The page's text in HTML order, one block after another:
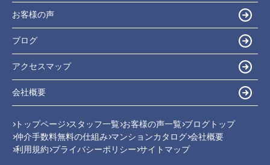
お客様の声
ブログ
アクセスマップ
会社概要
トップページ スタッフ一覧 お客様の声一覧 ブログトップ
仲介手数料無料の仕組み マンションカタログ 会社概要
利用規約 プライバシーポリシー サイトマップ